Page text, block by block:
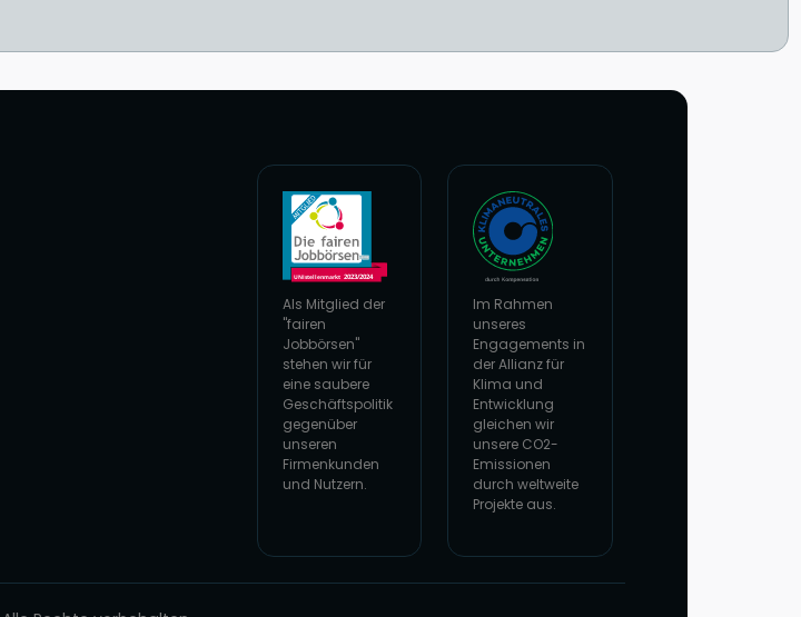
Als Mitglied der
"fairen
Jobbörsen"
stehen wir für
eine saubere
Geschäftspolitik
gegenüber
unseren
Firmenkunden
und Nutzern.
Im Rahmen
unseres
Engagements in
der Allianz für
Klima und
Entwicklung
gleichen wir
unsere CO2-
Emissionen
durch weltweite
Projekte aus.
Zur Website von Climate Extender: